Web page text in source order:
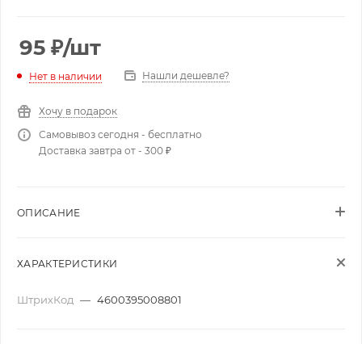
95 ₽/шт
Нет в наличии Нашли дешевле?
Хочу в подарок
Самовывоз сегодня - бесплатно
Доставка завтра от - 300 ₽
ОПИСАНИЕ
ХАРАКТЕРИСТИКИ
ШтрихКод — 4600395008801